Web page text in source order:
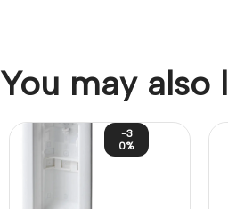
You may also
-3
0%